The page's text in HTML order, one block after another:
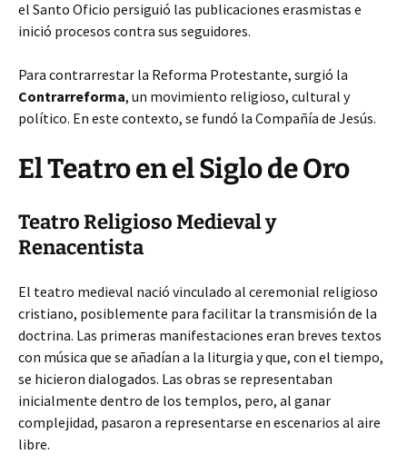
el Santo Oficio persiguió las publicaciones erasmistas e
inició procesos contra sus seguidores.
Para contrarrestar la Reforma Protestante, surgió la
Contrarreforma, un movimiento religioso, cultural y
político. En este contexto, se fundó la Compañía de Jesús.
El Teatro en el Siglo de Oro
Teatro Religioso Medieval y
Renacentista
El teatro medieval nació vinculado al ceremonial religioso
cristiano, posiblemente para facilitar la transmisión de la
doctrina. Las primeras manifestaciones eran breves textos
con música que se añadían a la liturgia y que, con el tiempo,
se hicieron dialogados. Las obras se representaban
inicialmente dentro de los templos, pero, al ganar
complejidad, pasaron a representarse en escenarios al aire
libre.